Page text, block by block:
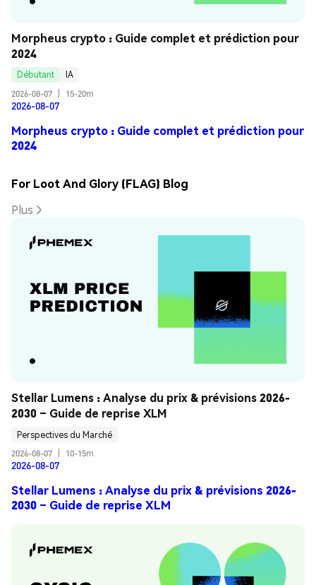
Morpheus crypto : Guide complet et prédiction pour
2024
Débutant
IA
2026-08-07
15-20m
2026-08-07
Morpheus crypto : Guide complet et prédiction pour
2024
For Loot And Glory (FLAG) Blog
Plus
Stellar Lumens : Analyse du prix & prévisions 2026-
2030 – Guide de reprise XLM
Perspectives du Marché
2026-08-07
10-15m
2026-08-07
Stellar Lumens : Analyse du prix & prévisions 2026-
2030 – Guide de reprise XLM